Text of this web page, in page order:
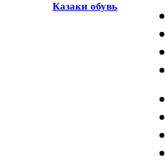
Казаки обувь